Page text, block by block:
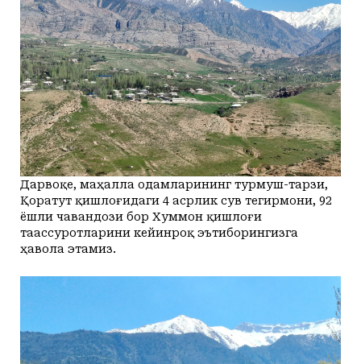
Дарвоқе, маҳалла одамларининг турмуш-тарзи,
Қоратут қишлоғидаги 4 асрлик сув тегирмони, 92
ёшли чавандози бор Хуммон қишлоғи
таассуротларини кейинроқ эътиборингизга
ҳавола этамиз.